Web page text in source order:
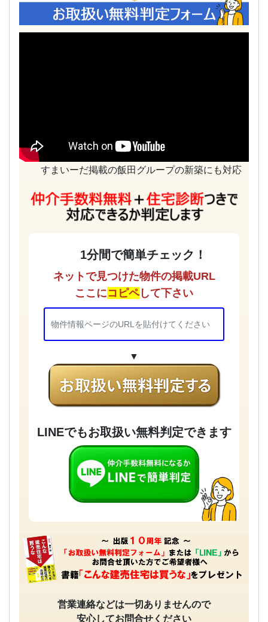
すまいーだ掲載の飯田グループの新築にも対応
1分間で簡単チェック！
ネットで見つけた物件の掲載URL
ここにコピペして下さい
▼
LINEでもお取扱い無料判定できます
営業連絡などは一切ありませんので
安心してお問合せください